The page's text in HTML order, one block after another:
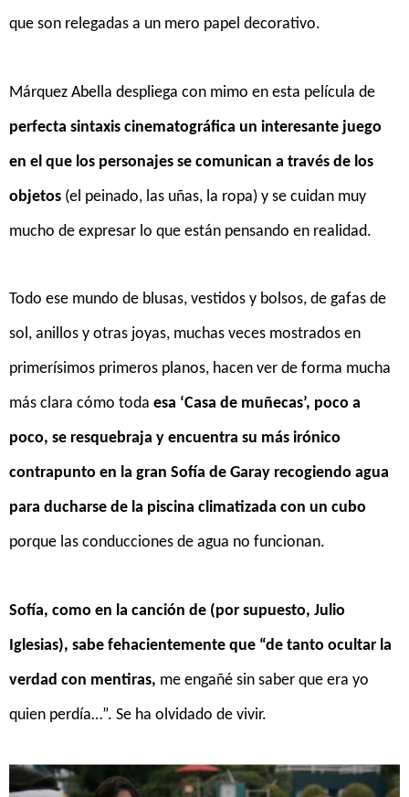
que son relegadas a un mero papel decorativo.
Márquez Abella despliega con mimo en esta película de
perfecta sintaxis cinematográfica un interesante juego
en el que los personajes se comunican a través de los
objetos (el peinado, las uñas, la ropa) y se cuidan muy
mucho de expresar lo que están pensando en realidad.
Todo ese mundo de blusas, vestidos y bolsos, de gafas de
sol, anillos y otras joyas, muchas veces mostrados en
primerísimos primeros planos, hacen ver de forma mucha
más clara cómo toda esa ‘Casa de muñecas’, poco a
poco, se resquebraja y encuentra su más irónico
contrapunto en la gran Sofía de Garay recogiendo agua
para ducharse de la piscina climatizada con un cubo
porque las conducciones de agua no funcionan.
Sofía, como en la canción de (por supuesto, Julio
Iglesias), sabe fehacientemente que “de tanto ocultar la
verdad con mentiras, me engañé sin saber que era yo
quien perdía…”. Se ha olvidado de vivir.